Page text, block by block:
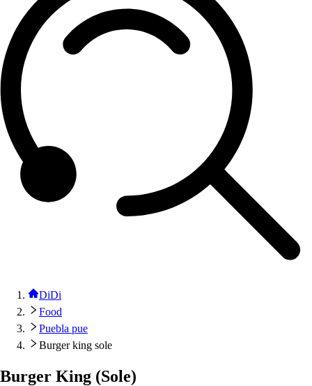
DiDi
Food
Puebla pue
Burger king sole
Burger King (Sole)